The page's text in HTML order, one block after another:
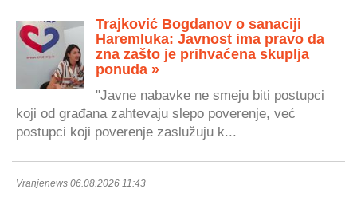
Trajković Bogdanov o sanaciji
Haremluka: Javnost ima pravo da
zna zašto je prihvaćena skuplja
ponuda »
"Javne nabavke ne smeju biti postupci
koji od građana zahtevaju slepo poverenje, već
postupci koji poverenje zaslužuju k...
Vranjenews 06.08.2026 11:43